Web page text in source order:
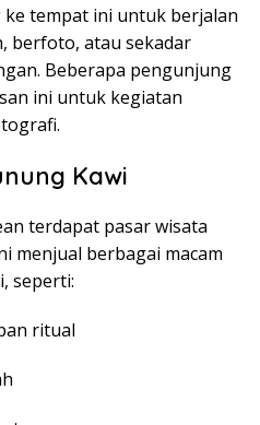
ke tempat ini untuk berjalan
berfoto, atau sekadar
Beberapa pengunjung
ini untuk kegiatan
Kawi
terdapat pasar wisata
menjual berbagai macam
seperti:
ritual